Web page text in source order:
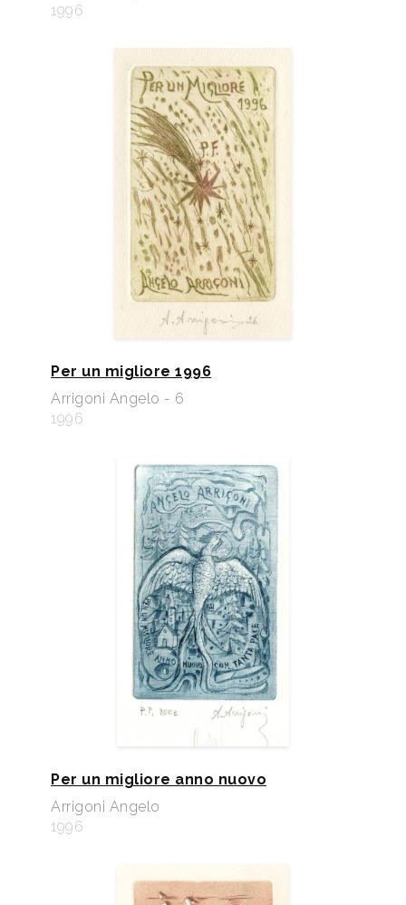
1996
Per un migliore 1996
Arrigoni Angelo - 6
1996
Per un migliore anno nuovo
Arrigoni Angelo
1996